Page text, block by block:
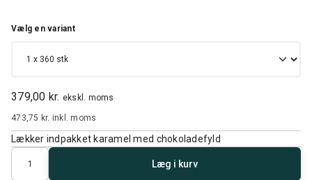
379,00 kr. ekskl. moms
473,75 kr. inkl. moms
Vælg en variant
Lækker indpakket karamel med chokoladefyld
Antal
Læg i kurv